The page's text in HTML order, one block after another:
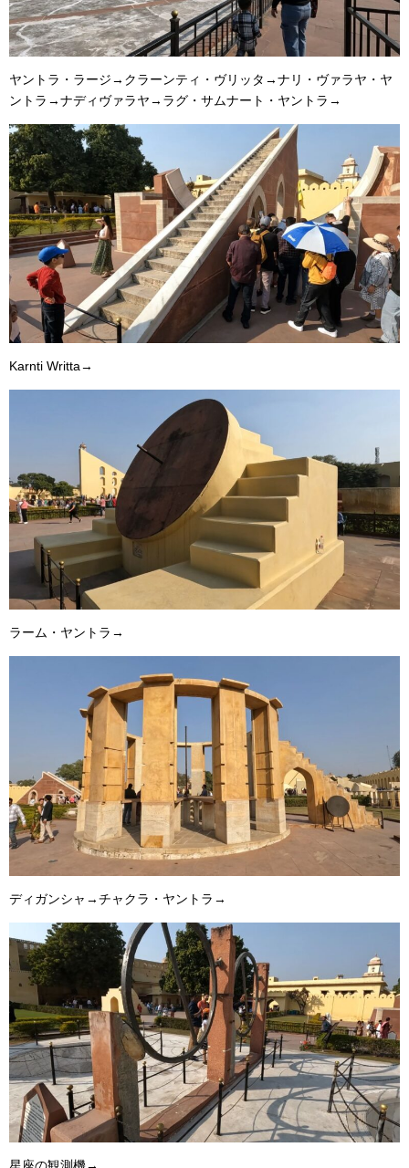
ヤントラ・ラージ→クラーンティ・ヴリッタ→ナリ・ヴァラヤ・ヤ
ントラ→ナディヴァラヤ→ラグ・サムナート・ヤントラ→
Karnti Writta→
ラーム・ヤントラ→
ディガンシャ→チャクラ・ヤントラ→
星座の観測機→